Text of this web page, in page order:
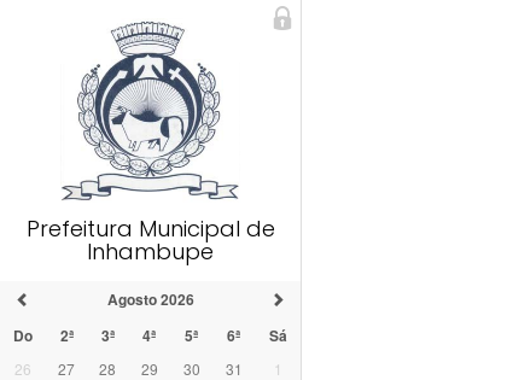
Prefeitura Municipal de
Inhambupe
Agosto 2026
Do
2ª 3ª 4ª 5ª 6ª Sá
26 27 28 29 30 31
1